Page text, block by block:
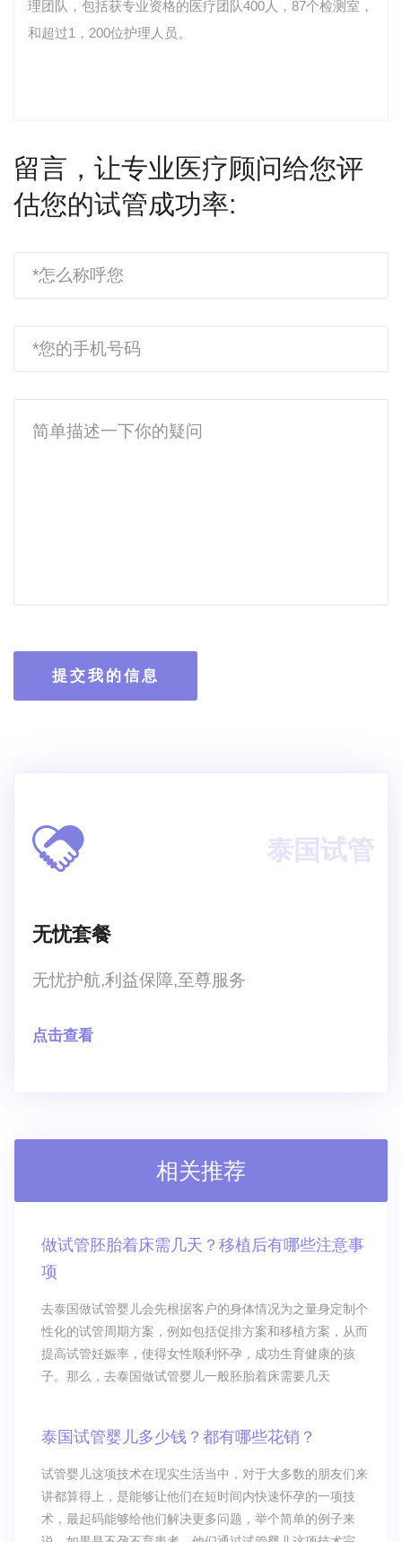
理团队，包括获专业资格的医疗团队400人，87个检测室，
和超过1，200位护理人员。
留言，让专业医疗顾问给您评
估您的试管成功率:
提交我的信息
泰国试管
无忧套餐
无忧护航,利益保障,至尊服务
点击查看
相关推荐
做试管胚胎着床需几天？移植后有哪些注意事
项
去泰国做试管婴儿会先根据客户的身体情况为之量身定制个
性化的试管周期方案，例如包括促排方案和移植方案，从而
提高试管妊娠率，使得女性顺利怀孕，成功生育健康的孩
子。那么，去泰国做试管婴儿一般胚胎着床需要几天
泰国试管婴儿多少钱？都有哪些花销？
试管婴儿这项技术在现实生活当中，对于大多数的朋友们来
讲都算得上，是能够让他们在短时间内快速怀孕的一项技
术，最起码能够给他们解决更多问题，举个简单的例子来